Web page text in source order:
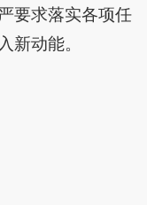
要求落实各项任
新动能。